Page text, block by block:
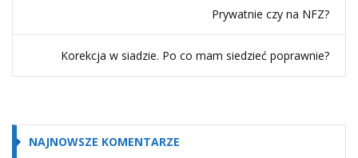
Prywatnie czy na NFZ?
Korekcja w siadzie. Po co mam siedzieć poprawnie?
NAJNOWSZE KOMENTARZE